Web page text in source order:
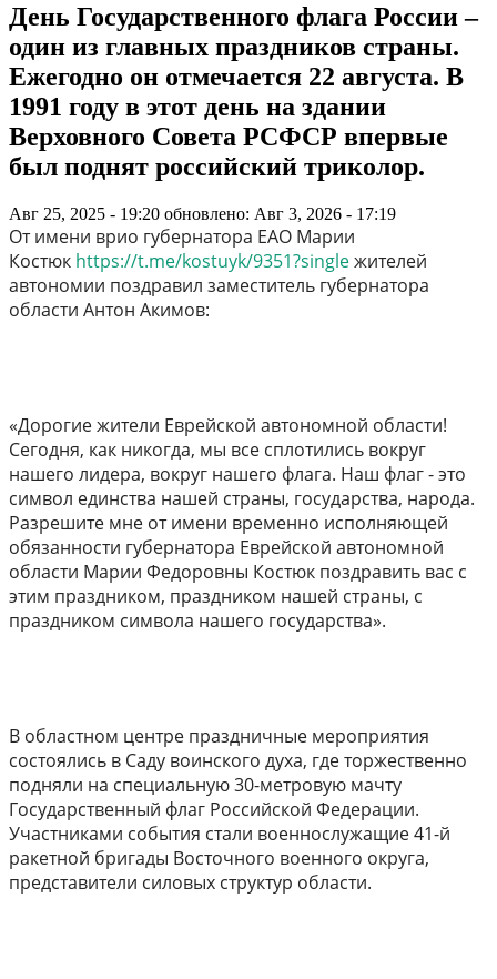
День Государственного флага России –
один из главных праздников страны.
Ежегодно он отмечается 22 августа. В
1991 году в этот день на здании
Верховного Совета РСФСР впервые
был поднят российский триколор.
Авг 25, 2025 - 19:20 обновлено: Авг 3, 2026 - 17:19
От имени врио губернатора ЕАО Марии
Костюк https://t.me/kostuyk/9351?singleжителей
автономии поздравил заместитель губернатора
области Антон Акимов:
«Дорогие жители Еврейской автономной области!
Сегодня, как никогда, мы все сплотились вокруг
нашего лидера, вокруг нашего флага. Наш флаг - это
символ единства нашей страны, государства, народа.
Разрешите мне от имени временно исполняющей
обязанности губернатора Еврейской автономной
области Марии Федоровны Костюк поздравить вас с
этим праздником, праздником нашей страны, с
праздником символа нашего государства».
В областном центре праздничные мероприятия
состоялись в Саду воинского духа, где торжественно
подняли на специальную 30-метровую мачту
Государственный флаг Российской Федерации.
Участниками события стали военнослужащие 41-й
ракетной бригады Восточного военного округа,
представители силовых структур области.